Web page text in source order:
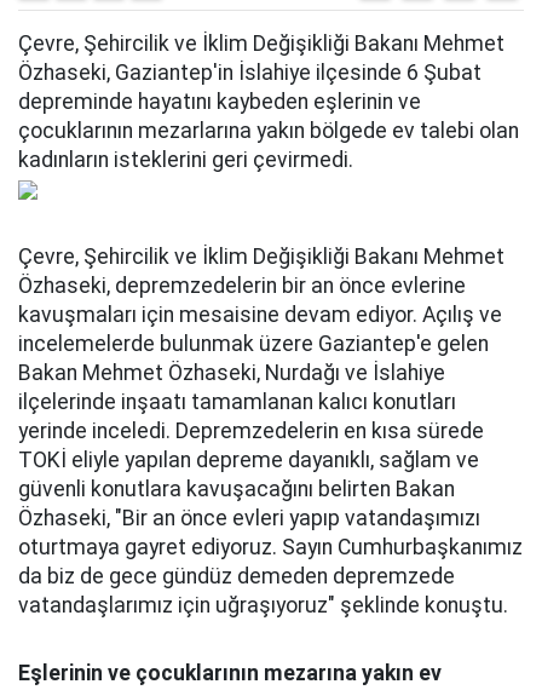
Çevre, Şehircilik ve İklim Değişikliği Bakanı Mehmet
Özhaseki, Gaziantep'in İslahiye ilçesinde 6 Şubat
depreminde hayatını kaybeden eşlerinin ve
çocuklarının mezarlarına yakın bölgede ev talebi olan
kadınların isteklerini geri çevirmedi.
Çevre, Şehircilik ve İklim Değişikliği Bakanı Mehmet
Özhaseki, depremzedelerin bir an önce evlerine
kavuşmaları için mesaisine devam ediyor. Açılış ve
incelemelerde bulunmak üzere Gaziantep'e gelen
Bakan Mehmet Özhaseki, Nurdağı ve İslahiye
ilçelerinde inşaatı tamamlanan kalıcı konutları
yerinde inceledi. Depremzedelerin en kısa sürede
TOKİ eliyle yapılan depreme dayanıklı, sağlam ve
güvenli konutlara kavuşacağını belirten Bakan
Özhaseki, "Bir an önce evleri yapıp vatandaşımızı
oturtmaya gayret ediyoruz. Sayın Cumhurbaşkanımız
da biz de gece gündüz demeden depremzede
vatandaşlarımız için uğraşıyoruz" şeklinde konuştu.
Eşlerinin ve çocuklarının mezarına yakın ev